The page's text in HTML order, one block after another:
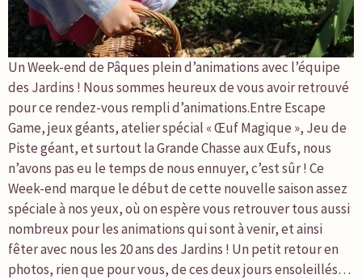
Un Week-end de Pâques plein d’animations avec l’équipe
des Jardins ! Nous sommes heureux de vous avoir retrouvé
pour ce rendez-vous rempli d’animations.Entre Escape
Game, jeux géants, atelier spécial « Œuf Magique », Jeu de
Piste géant, et surtout la Grande Chasse aux Œufs, nous
n’avons pas eu le temps de nous ennuyer, c’est sûr ! Ce
Week-end marque le début de cette nouvelle saison assez
spéciale à nos yeux, où on espère vous retrouver tous aussi
nombreux pour les animations qui sont à venir, et ainsi
fêter avec nous les 20 ans des Jardins ! Un petit retour en
photos, rien que pour vous, de ces deux jours ensoleillés…